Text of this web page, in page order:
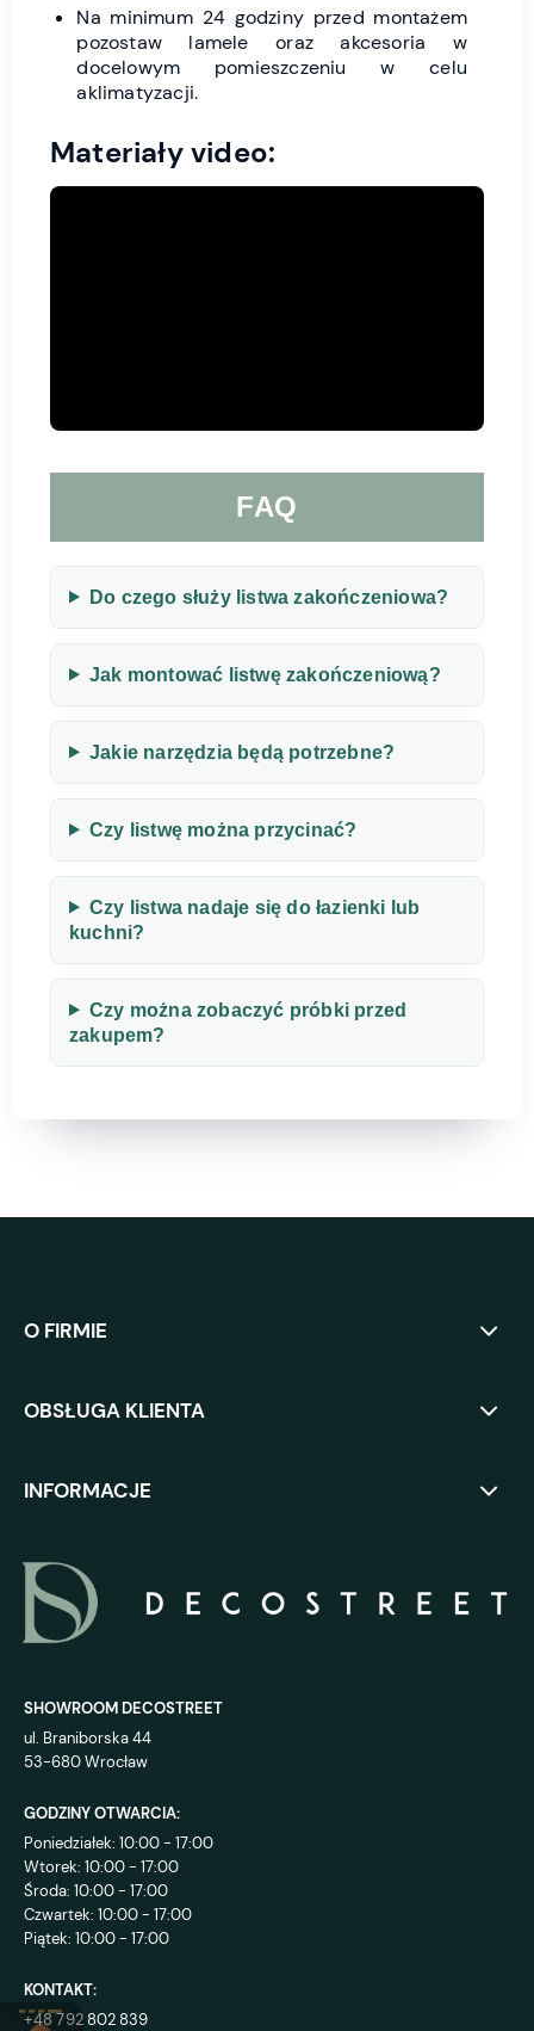
Na minimum 24 godziny przed montażem
pozostaw lamele oraz akcesoria w
docelowym pomieszczeniu w celu
aklimatyzacji.
Materiały video:
FAQ
Do czego służy listwa zakończeniowa?
Jak montować listwę zakończeniową?
Jakie narzędzia będą potrzebne?
Czy listwę można przycinać?
Czy listwa nadaje się do łazienki lub
kuchni?
Czy można zobaczyć próbki przed
zakupem?
O FIRMIE
OBSŁUGA KLIENTA
INFORMACJE
SHOWROOM DECOSTREET
ul. Braniborska 44
53-680 Wrocław
GODZINY OTWARCIA:
Poniedziałek: 10:00 - 17:00
Wtorek: 10:00 - 17:00
Środa: 10:00 - 17:00
Czwartek: 10:00 - 17:00
Piątek: 10:00 - 17:00
KONTAKT:
+48 792 802 839